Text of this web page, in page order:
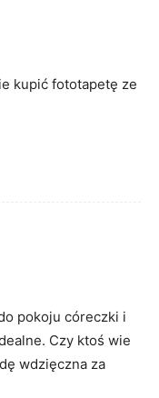
kupić fototapetę ze
pokoju córeczki i
Czy ktoś wie
wdzięczna za